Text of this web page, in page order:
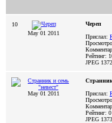
10
May 01 2011
Череп
Прислал:
Рейтинг:
JPEG
May 01 2011
Прислал:
Рейтинг: 0
JPEG